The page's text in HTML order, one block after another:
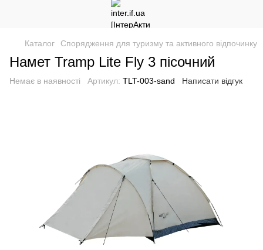
Каталог Спорядження для туризму та активного відпочинку
Намет Tramp Lite Fly 3 пісочний
Немає в наявності Артикул: ТLT-003-sand Написати відгук